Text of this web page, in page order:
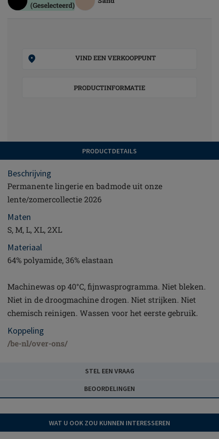
(Geselecteerd)
VIND EEN VERKOOPPUNT
PRODUCTINFORMATIE
PRODUCTDETAILS
Beschrijving
Permanente lingerie en badmode uit onze
lente/zomercollectie 2026
Maten
S, M, L, XL, 2XL
Materiaal
64% polyamide, 36% elastaan
Machinewas op 40°C, fijnwasprogramma. Niet bleken.
Niet in de droogmachine drogen. Niet strijken. Niet
chemisch reinigen. Wassen voor het eerste gebruik.
Koppeling
/be-nl/over-ons/
STEL EEN VRAAG
BEOORDELINGEN
WAT U OOK ZOU KUNNEN INTERESSEREN